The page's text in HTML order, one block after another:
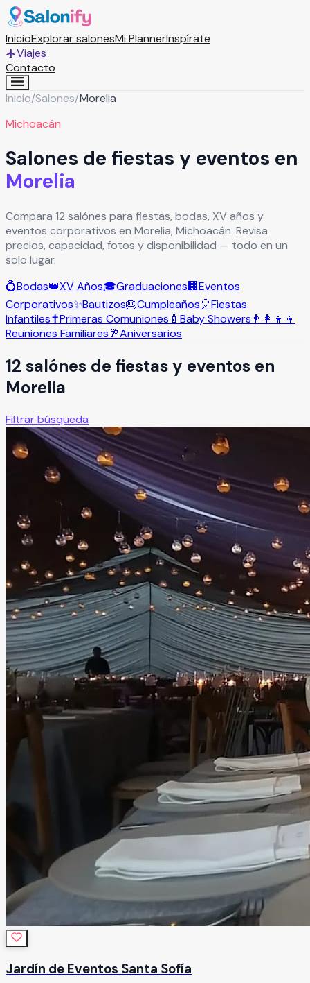
InicioExplorar salonesMi PlannerInspírate
Viajes
Contacto
Inicio/Salones/Morelia
Michoacán
Salones de fiestas y eventos en
Morelia
Compara 12 salónes para fiestas, bodas, XV años y
eventos corporativos en Morelia, Michoacán. Revisa
precios, capacidad, fotos y disponibilidad — todo en un
solo lugar.
💍Bodas👑XV Años🎓Graduaciones🏢Eventos
Corporativos✨Bautizos🎂Cumpleaños🎈Fiestas
Infantiles✝️Primeras Comuniones 🍼 Baby Showers 👨‍👩‍👧‍👦
Reuniones Familiares🥂Aniversarios
12 salónes de fiestas y eventos en
Morelia
Filtrar búsqueda
Jardín de Eventos Santa Sofía